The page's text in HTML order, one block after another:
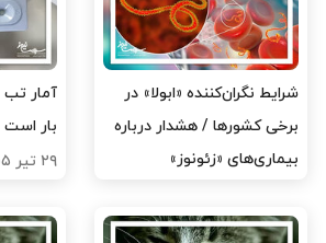
شرایط نگران‌کننده «ابولا» در
برخی کشورها / هشدار درباره
بیماری‌های «زئونوز»
آمار تب
بار است
۲۹ تیر ۱۴۰۵